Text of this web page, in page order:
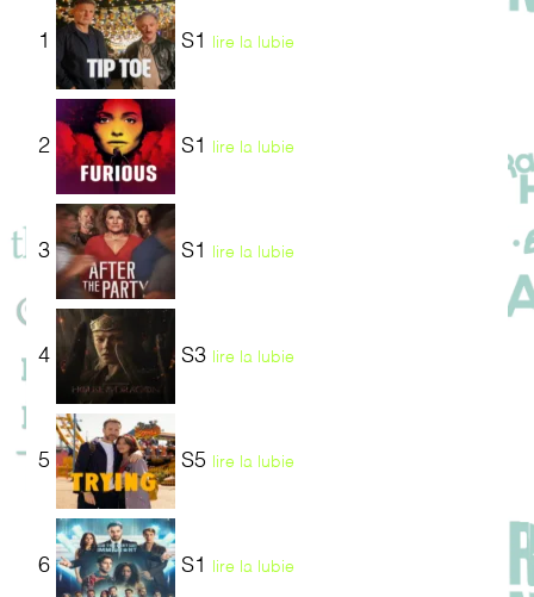
1 S1 lire la lubie
2 S1 lire la lubie
3 S1 lire la lubie
4 S3 lire la lubie
5 S5 lire la lubie
6 S1 lire la lubie